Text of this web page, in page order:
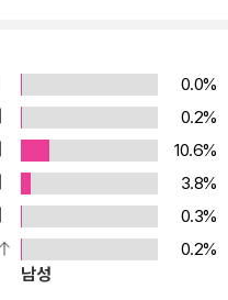
0.0%
0.2%
10.6%
3.8%
0.3%
0.2%
남성